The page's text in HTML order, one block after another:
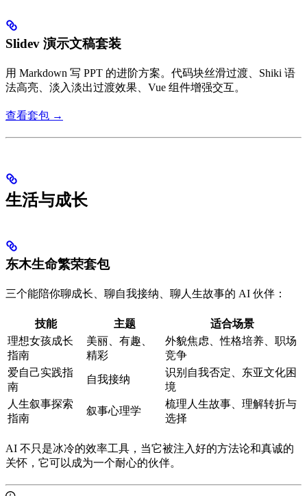
Slidev 演示文稿套装
用 Markdown 写 PPT 的进阶方案。代码块丝滑过渡、Shiki 语
法高亮、淡入淡出过渡效果、Vue 组件增强交互。
查看套包 →
生活与成长
东木生命繁荣套包
三个能陪你聊成长、聊自我接纳、聊人生故事的 AI 伙伴：
技能 主题
适合场景
理想女孩成长
指南
美丽、有趣、
精彩
外貌焦虑、性格培养、职场
竞争
爱自己实践指
南
自我接纳
识别自我否定、东亚文化困
境
人生叙事探索
指南
叙事心理学
梳理人生故事、理解转折与
选择
AI 不只是冰冷的效率工具，当它被注入好的方法论和真诚的
关怀，它可以成为一个耐心的伙伴。